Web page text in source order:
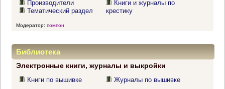
Производители
Тематический раздел
Книги и журналы по
крестику
Модератор: помпон
Библиотека
Электронные книги, журналы и выкройки
Книги по вышивке Журналы по вышивке